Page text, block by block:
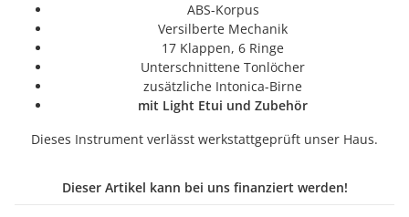
ABS-Korpus
Versilberte Mechanik
17 Klappen, 6 Ringe
Unterschnittene Tonlöcher
zusätzliche Intonica-Birne
mit Light Etui und Zubehör
Dieses Instrument verlässt werkstattgeprüft unser Haus.
Dieser Artikel kann bei uns finanziert werden!